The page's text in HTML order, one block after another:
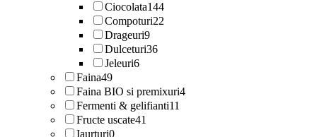
Ciocolata144
Compoturi22
Drageuri9
Dulceturi36
Jeleuri6
Faina49
Faina BIO si premixuri4
Fermenti & gelifianti11
Fructe uscate41
Iaurturi0